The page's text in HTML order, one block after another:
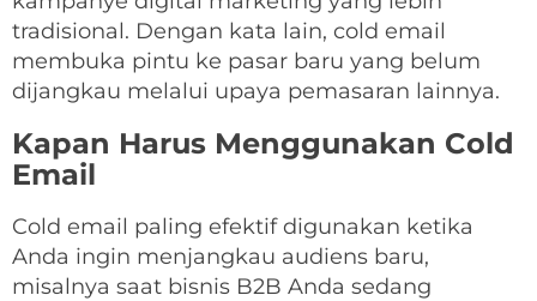
tradisional. Dengan kata lain, cold email
membuka pintu ke pasar baru yang belum
dijangkau melalui upaya pemasaran lainnya.
Kapan Harus Menggunakan Cold
Email
Cold email paling efektif digunakan ketika
Anda ingin menjangkau audiens baru,
misalnya saat bisnis B2B Anda sedang